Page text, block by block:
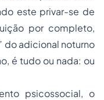
este privar-se de
por completo,
do adicional noturno
é tudo ou nada: ou
psicossocial, o